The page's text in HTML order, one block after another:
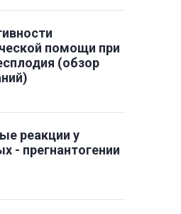
помощи при
(обзор
реакции у
- прегнантогении